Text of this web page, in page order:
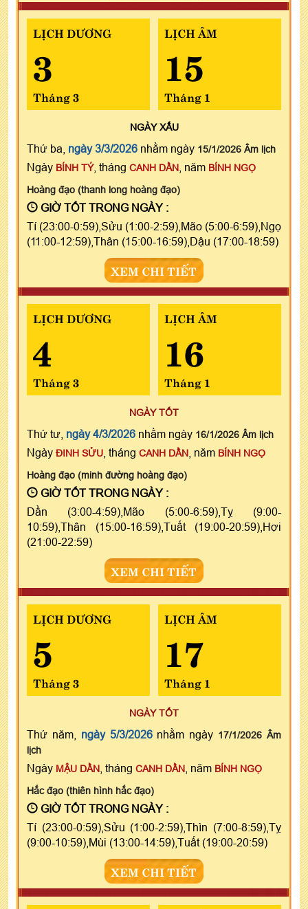
LỊCH DƯƠNG
3
Tháng 3
LỊCH ÂM
15
Tháng 1
NGÀYXẤU
Thứ ba, ngày 3/3/2026 nhằm ngày 15/1/2026 Âm lịch
Ngày BÍNH TÝ, tháng CANH DẦN , năm BÍNH NGỌ
Hoàng đạo (thanh long hoàng đạo)
GIỜ TỐT TRONG NGÀY :
Tí (23:00-0:59),Sửu (1:00-2:59),Mão (5:00-6:59),Ngọ
(11:00-12:59),Thân (15:00-16:59),Dậu (17:00-18:59)
XEM CHI TIẾT
LỊCH DƯƠNG
4
Tháng 3
LỊCH ÂM
16
Tháng 1
NGÀY TỐT
Thứ tư, ngày 4/3/2026 nhằm ngày 16/1/2026 Âm lịch
Ngày ĐINH SỬU , tháng CANH DẦN , năm BÍNH NGỌ
Hoàng đạo (minh đường hoàng đạo)
GIỜ TỐT TRONG NGÀY :
Dần (3:00-4:59),Mão (5:00-6:59),Tỵ (9:00-
10:59),Thân (15:00-16:59),Tuất (19:00-20:59),Hợi
(21:00-22:59)
XEM CHI TIẾT
LỊCH DƯƠNG
5
Tháng 3
LỊCH ÂM
17
Tháng 1
NGÀY TỐT
Thứ năm, ngày 5/3/2026nhằm ngày 17/1/2026 Âm
lịch
Ngày MẬU DẦN , tháng CANH DẦN , năm BÍNH NGỌ
Hắc đạo (thiên hình hắc đạo)
GIỜ TỐT TRONG NGÀY :
Tí (23:00-0:59),Sửu (1:00-2:59),Thìn (7:00-8:59),Tỵ
(9:00-10:59),Mùi (13:00-14:59),Tuất (19:00-20:59)
XEM CHI TIẾT